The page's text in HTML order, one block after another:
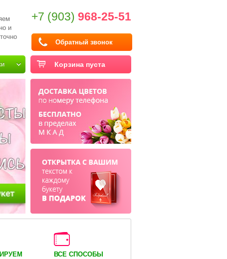
и
+7 (903) 968-25-51
Обратный звонок
Корзина пуста
ВСЕ СПОСОБЫ